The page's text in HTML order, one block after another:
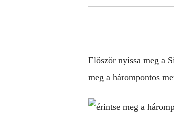
Először nyissa meg a
meg a hárompontos